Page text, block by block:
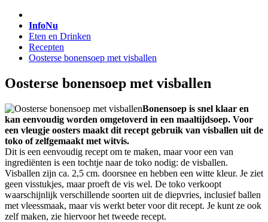
InfoNu
Eten en Drinken
Recepten
Oosterse bonensoep met visballen
Oosterse bonensoep met visballen
Bonensoep is snel klaar en
kan eenvoudig worden omgetoverd in een maaltijdsoep. Voor
een vleugje oosters maakt dit recept gebruik van visballen uit de
toko of zelfgemaakt met witvis.
Dit is een eenvoudig recept om te maken, maar voor een van
ingrediënten is een tochtje naar de toko nodig: de visballen.
Visballen zijn ca. 2,5 cm. doorsnee en hebben een witte kleur. Je ziet
geen visstukjes, maar proeft de vis wel. De toko verkoopt
waarschijnlijk verschillende soorten uit de diepvries, inclusief ballen
met vleessmaak, maar vis werkt beter voor dit recept. Je kunt ze ook
zelf maken, zie hiervoor het tweede recept.